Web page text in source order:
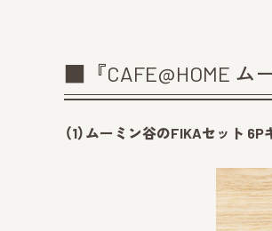
■『CAFE@HOME
（1）ムーミン谷のFIKAセット 6P